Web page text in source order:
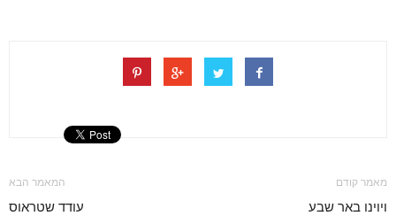
מאמר קודם
ויוינו באר שבע
המאמר הבא
עודד שטראוס